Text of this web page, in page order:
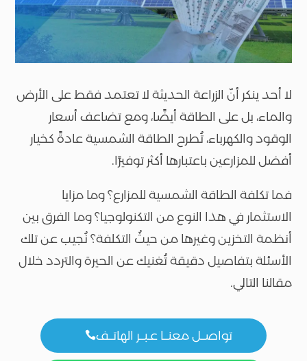
لا أحد ينكر أنّ الزراعة الحديثة لا تعتمد فقط على الأرض
والماء، بل على الطاقة أيضًا، ومع تضاعف أسعار
الوقود والكهرباء، تُطرح الطاقة الشمسية عادةً كخيار
أفضل للمزارعين باعتبارها أكثر توفيرًا.
فما تكلفة الطاقة الشمسية للمزارع؟ وما مزايا
الاستثمار في هذا النوع من التكنولوجيا؟ وما الفرق بين
أنظمة التخزين وغيرها من حيثُ التكلفة؟ نُجيب عن تلك
الأسئلة بتفاصيل دقيقة تُغنيك عن الحيرة والتردد خلال
مقالنا التالي.
تواصــل معنــا عـبــر الهاتــف